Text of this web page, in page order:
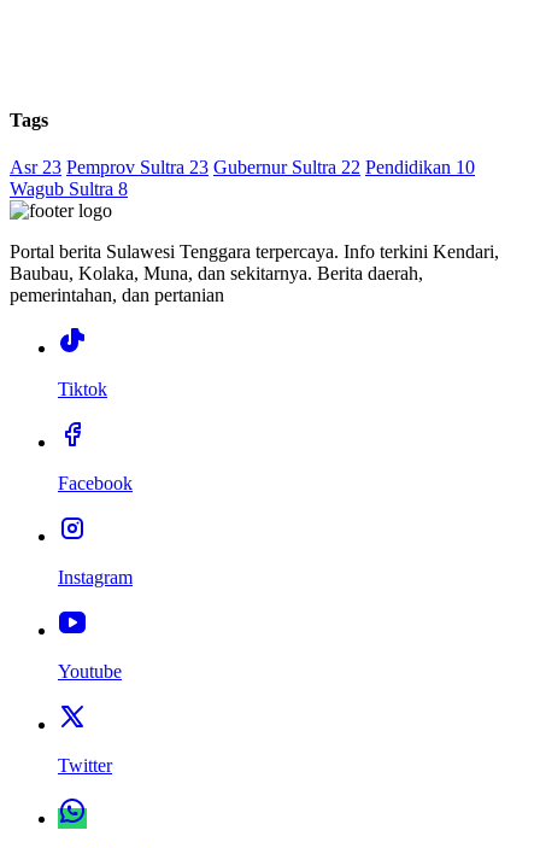
Tags
Asr 23 Pemprov Sultra 23 Gubernur Sultra 22 Pendidikan 10
Wagub Sultra 8
Portal berita Sulawesi Tenggara terpercaya. Info terkini Kendari,
Baubau, Kolaka, Muna, dan sekitarnya. Berita daerah,
pemerintahan, dan pertanian
Tiktok
Facebook
Instagram
Youtube
Twitter